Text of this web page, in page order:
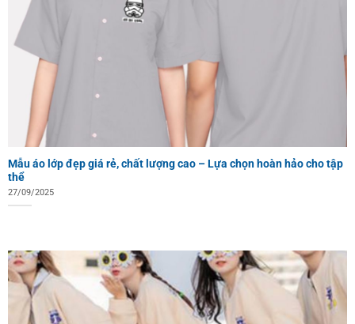
Mẫu áo lớp đẹp giá rẻ, chất lượng cao – Lựa chọn hoàn hảo cho tập
thể
27/09/2025